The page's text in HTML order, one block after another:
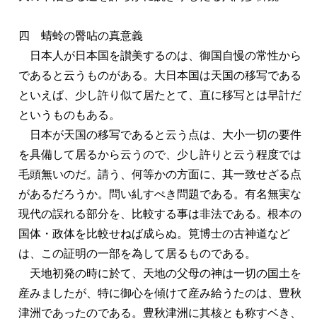
四 蜻蛉の臀呫の真意義
日本人が日本国を讃美するのは、御国自慢の常性から
であると云うものがある。大日本国は天国の移写である
といえば、少し許り似て居たとて、直に移写とは早計だ
というものもある。
日本が天国の移写であると云う点は、大小一切の要件
を具備して居るから云うので、少し許りと云う程度では
毛頭無いのだ。請う、何等かの方面に、其一致せざる点
があるだろうか。問い糺すぺき問題である。有名無実な
現代の誤れる部分を、比較する事は非法である。根本の
国体・政体を比較せねば成らぬ。筧博士の古神道など
は、この証明の一部を為して居るものである。
天地初発の時に於て、天地の父母の神は一切の国土を
産みましたが、特に御心を傾けて産み給うたのは、豊秋
津洲であったのである。豊秋津洲に其核とも称すベき、